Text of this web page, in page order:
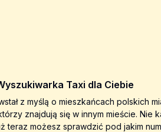
Taxi dla Ciebie
z myślą o mieszkańcach polskich
znajdują się w innym mieście. Nie
teraz możesz sprawdzić pod jakim